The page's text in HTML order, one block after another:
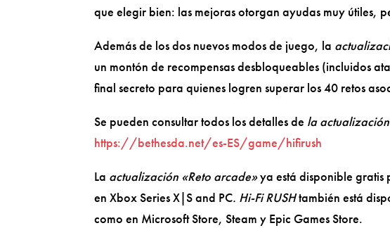
que elegir bien: las mejoras otorgan ayudas muy útiles,
Además de los dos nuevos modos de juego, la
un montón de recompensas desbloqueables (incluidos
final secreto para quienes logren superar los 40 retos
Se pueden consultar todos los detalles de la
https://bethesda.net/es-ES/game/hifirush
La actualización «Reto arcade»ya está disponible gratis
en Xbox Series X|S and PC. Hi-Fi RUSHtambién está
como en Microsoft Store, Steam y Epic Games Store.